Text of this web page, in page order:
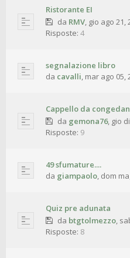
Ristorante EI
da RMV, gio ago 21,
Risposte: 4
segnalazione libro
da cavalli, mar ago 05,
Cappello da
da gemona76, gio
Risposte: 9
49 sfumature....
da giampaolo, dom
Quiz pre adunata
da btgtolmezzo,
Risposte: 8